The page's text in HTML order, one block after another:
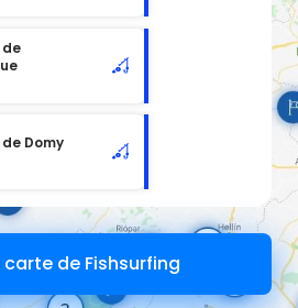
de
Domy
carte de Fishsurfing